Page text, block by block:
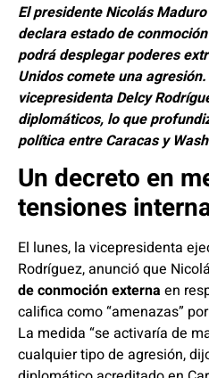
El presidente Nicolás
declara estado de
podrá desplegar poderes
Unidos comete una
vicepresidenta Delcy
diplomáticos, lo que
política entre Caracas y
Un decreto en
tensiones
El lunes, la vicepresidenta
Rodríguez, anunció que
de conmoción externa en
califica como “amenazas”
La medida “se activaría de
cualquier tipo de agresión,